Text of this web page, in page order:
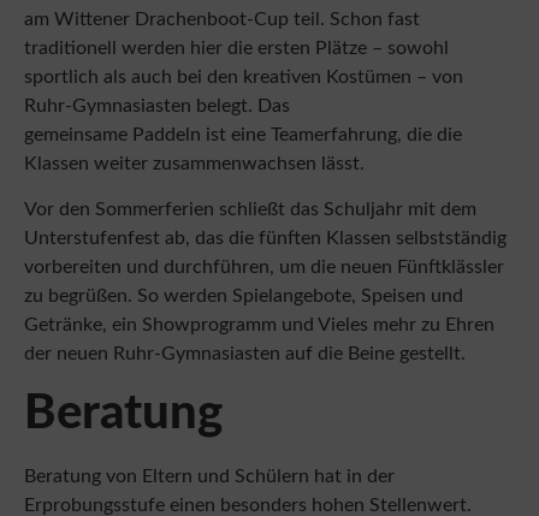
traditionell werden hier die ersten Plätze – sowohl
sportlich als auch bei den kreativen Kostümen – von
Ruhr-Gymnasiasten belegt. Das
gemeinsame Paddeln ist eine Teamerfahrung, die die
Klassen weiter zusammenwachsen lässt.
Vor den Sommerferien schließt das Schuljahr mit dem
Unterstufenfest ab, das die fünften Klassen selbstständig
vorbereiten und durchführen, um die neuen Fünftklässler
zu begrüßen. So werden Spielangebote, Speisen und
Getränke, ein Showprogramm und Vieles mehr zu Ehren
der neuen Ruhr-Gymnasiasten auf die Beine gestellt.
Beratung
Beratung von Eltern und Schülern hat in der
Erprobungsstufe einen besonders hohen Stellenwert.
Deshalb bieten wir in der Jahrgangsstufe 5 schon nach